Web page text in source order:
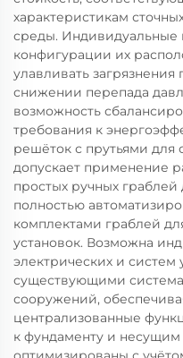
характеристикам
среды. Индивидуальные
конфигурации их
улавливать
снижении перепада
возможность
требования к
решёток с прутьями для
допускает применение
простых ручных
полностью
комплектами граблей
установок. Возможна
электрических и
существующими
сооружений,
централизованные
к фундаменту и несущим